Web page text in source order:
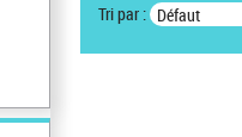
Tri par : Défaut